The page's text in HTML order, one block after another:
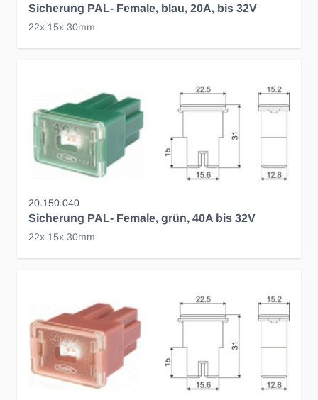
Sicherung PAL- Female, blau, 20A, bis 32V
22x 15x 30mm
20.150.040
Sicherung PAL- Female, grün, 40A bis 32V
22x 15x 30mm